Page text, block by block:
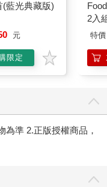
(藍光典藏版)
元
限定
2入
特價
為準 2.正版授權商品，